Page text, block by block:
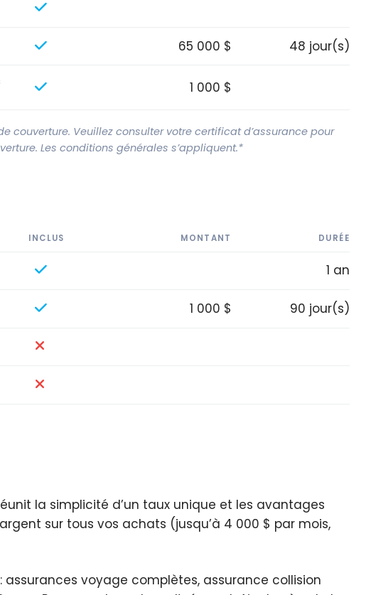
65 000 $ 48 jour(s)
1 000 $
couverture. Veuillez consulter votre certificat d’assurance pour
Les conditions générales s’appliquent.*
INCLUS MONTANT DURÉE
1 an
1 000 $ 90 jour(s)
la simplicité d’un taux unique et les avantages
sur tous vos achats (jusqu’à 4 000 $ par mois,
assurances voyage complètes, assurance collision